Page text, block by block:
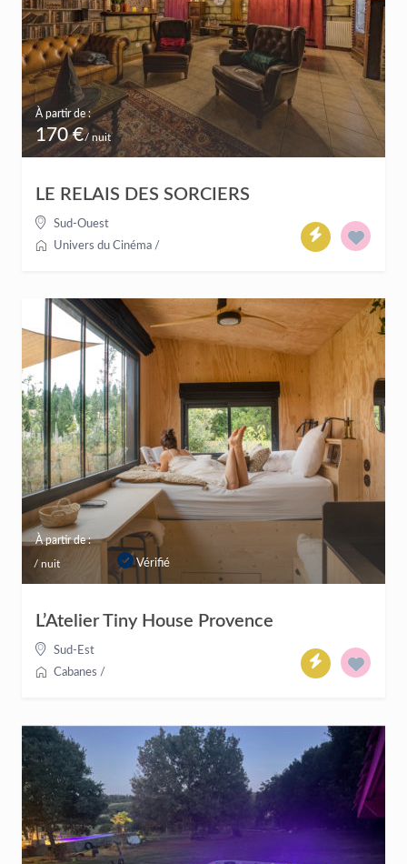
À partir de :
170 €/ nuit
LE RELAIS DES SORCIERS
Sud-Ouest
Univers du Cinéma /
À partir de :
/ nuit Vérifié
L’Atelier Tiny House Provence
Sud-Est
Cabanes /